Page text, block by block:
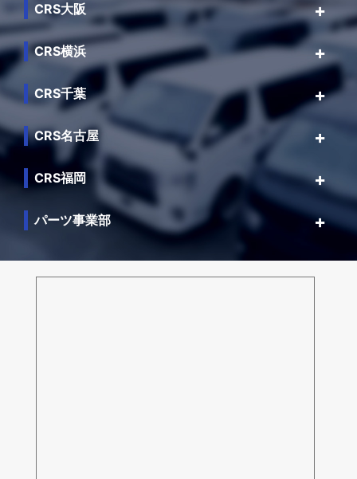
CRS大阪
CRS横浜
CRS千葉
CRS名古屋
CRS福岡
パーツ事業部